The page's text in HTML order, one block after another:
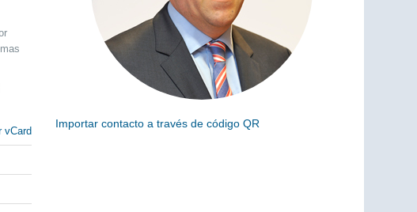
vCard
Importar contacto a través de código QR